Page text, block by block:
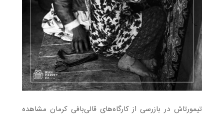
تیمورتاش در بازرسی‌ از کارگاه‌های قالی‌بافی کرمان مشاهده